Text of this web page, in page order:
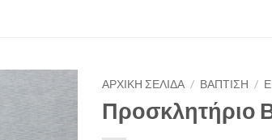
ΑΡΧΙΚΉ ΣΕΛΊΔΑ / ΒΑΠΤΙΣΗ /
Προσκλητήριο